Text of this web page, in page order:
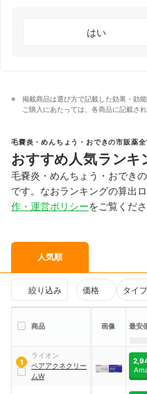
はい
掲載商品は選び方で記載した効果・効
ご購入にあたっては、各商品に記載さ
毛嚢炎・めんちょう・おできの市販薬全
おすすめ人気ランキ
毛嚢炎・めんちょう・おでき
です。なおランキングの算出
作・運営ポリシーをご覧くださ
人気順
絞り込み 価格 タイプ
商品 画像 最安
1
ライオン
ペアアクネクリー
ムW